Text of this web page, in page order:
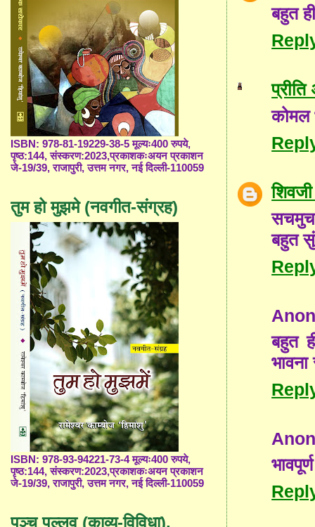
बहुत
कोमल
सचमुच
बहुत
बहुत
ISBN: 978-81-19229-38-5 मूल्यः400 रुपये,
पृष्ठ:144, संस्करण:2023,प्रकाशकःअयन प्रकाशन
जे-19/39, राजापुरी, उत्तम नगर, नई दिल्ली-110059
तुम हो मुझमे (नवगीत-संग्रह)
ISBN: 978-93-94221-73-4 मूल्यः400 रुपये,
पृष्ठ:144, संस्करण:2023,प्रकाशकःअयन प्रकाशन
जे-19/39, राजापुरी, उत्तम नगर, नई दिल्ली-110059
पञ्च पल्लव (काव्य-विविधा),